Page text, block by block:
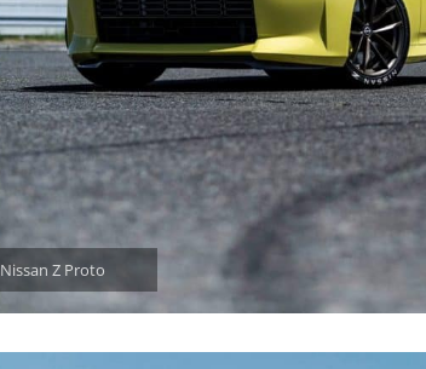
Nissan Z Proto